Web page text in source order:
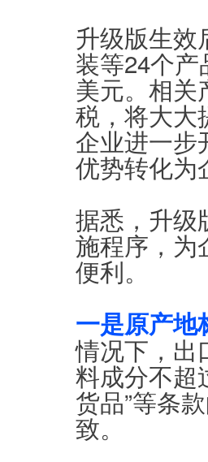
升级版生效
装等24个
美元。相关
税，将大大
企业进一步
优势转化为
据悉，升级
施程序，为
便利。
一是原产地
情况下，出
料成分不超
货品”等条
致。